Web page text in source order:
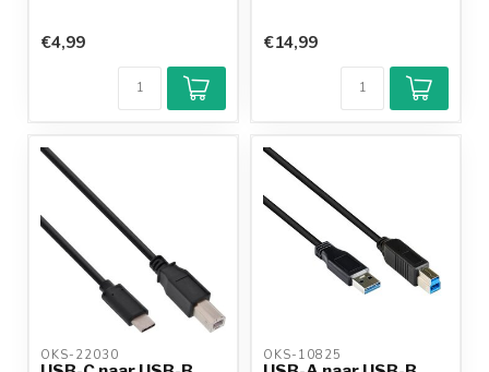
€4,99 €14,99
OKS-22030 OKS-10825